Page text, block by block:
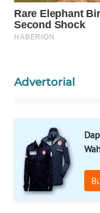
Advertorial
WAHANA
NEWS
ADVOKAT
WAHANA
INFRASTRUKTUR
WAHANA
KONSUMEN